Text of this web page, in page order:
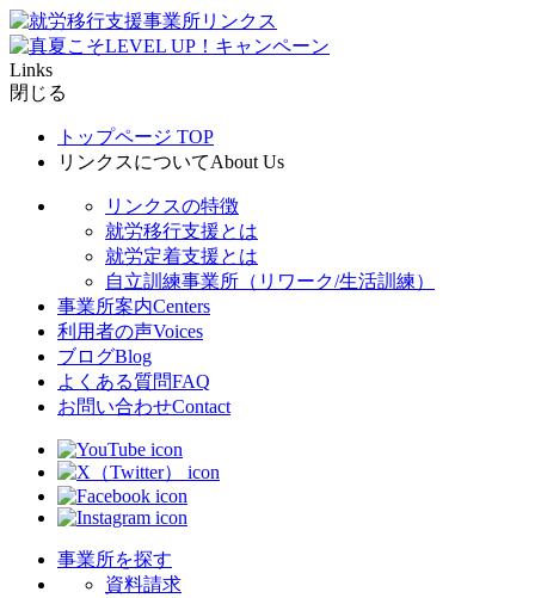
Links
閉じる
トップページ TOP
リンクスについてAbout Us
リンクスの特徴
就労移行支援とは
就労定着支援とは
自立訓練事業所（リワーク/生活訓練）
事業所案内Centers
利用者の声Voices
ブログBlog
よくある質問FAQ
お問い合わせContact
事業所を探す
資料請求